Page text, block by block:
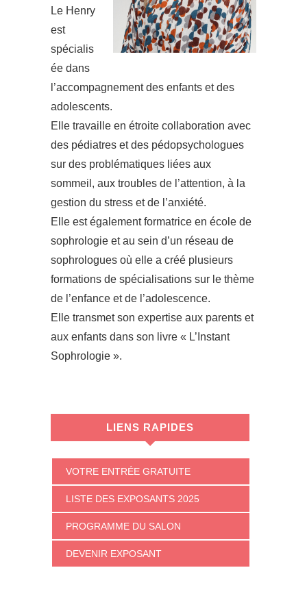
Le Henry
est
spécialis
ée dans
l’accompagnement des enfants et des
adolescents.
Elle travaille en étroite collaboration avec
des pédiatres et des pédopsychologues
sur des problématiques liées aux
sommeil, aux troubles de l’attention, à la
gestion du stress et de l’anxiété.
Elle est également formatrice en école de
sophrologie et au sein d’un réseau de
sophrologues où elle a créé plusieurs
formations de spécialisations sur le thème
de l’enfance et de l’adolescence.
Elle transmet son expertise aux parents et
aux enfants dans son livre « L’Instant
Sophrologie ».
LIENS RAPIDES
VOTRE ENTRÉE GRATUITE
LISTE DES EXPOSANTS 2025
PROGRAMME DU SALON
DEVENIR EXPOSANT